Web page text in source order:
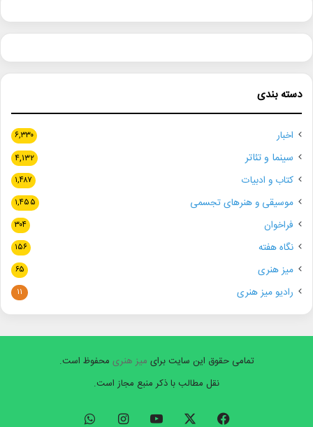
دسته بندی
اخبار ۶,۳۳۰
سینما و تئاتر ۴,۱۳۲
کتاب و ادبیات ۱,۴۸۷
موسیقی و هنرهای تجسمی ۱,۴۵۵
فراخوان ۳۰۴
نگاه هفته ۱۵۶
میز هنری ۶۵
رادیو میز هنری ۱۱
تمامی حقوق این سایت برای میز هنری محفوظ است.
نقل مطالب با ذکر منبع مجاز است.
فیسبوک ایکس یوتیوب اینستاگرام